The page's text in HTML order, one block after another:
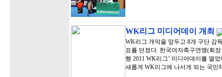
WK리그 미디어데이 개최
WK리그 개막을 앞두고 8개 구단 감
표를 던졌다. 한국여자축구연맹(회
행 2011 WK리그’ 미디어데이를 열
새롭게 WK리그에 나서게 되는 국